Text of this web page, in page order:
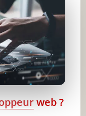
techniques
web ?